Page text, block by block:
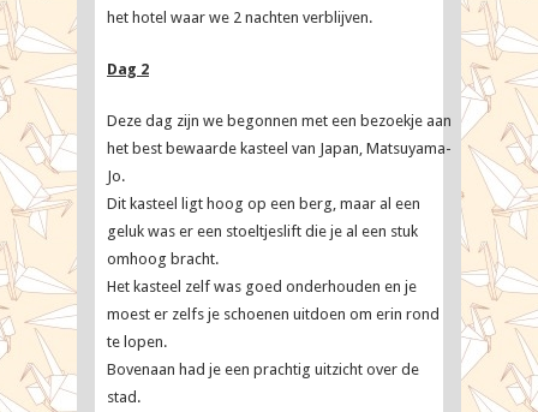
het hotel waar we 2 nachten verblijven.
Dag 2
Deze dag zijn we begonnen met een bezoekje aan
het best bewaarde kasteel van Japan, Matsuyama-
Jo.
Dit kasteel ligt hoog op een berg, maar al een
geluk was er een stoeltjeslift die je al een stuk
omhoog bracht.
Het kasteel zelf was goed onderhouden en je
moest er zelfs je schoenen uitdoen om erin rond
te lopen.
Bovenaan had je een prachtig uitzicht over de
stad.